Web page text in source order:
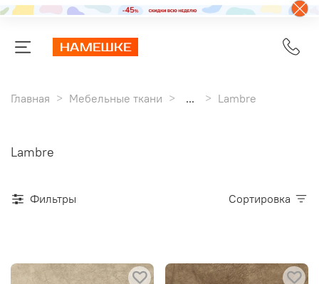
Главная Мебельные ткани ... Lambre
Lambre
Фильтры Сортировка